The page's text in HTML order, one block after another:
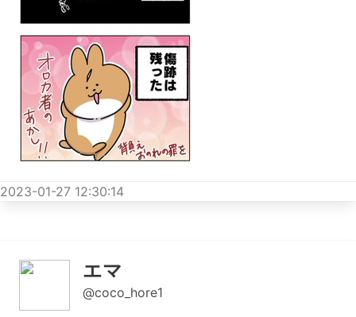
2023-01-27 12:30:14
エマ
@coco_hore1